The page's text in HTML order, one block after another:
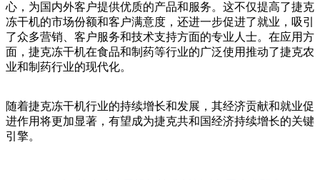
心，为国内外客户提供优质的产品和服务。这不仅提高了捷克
冻干机的市场份额和客户满意度，还进一步促进了就业，吸引
了众多营销、客户服务和技术支持方面的专业人士。在应用方
面，捷克冻干机在食品和制药等行业的广泛使用推动了捷克农
业和制药行业的现代化。
随着捷克冻干机行业的持续增长和发展，其经济贡献和就业促
进作用将更加显著，有望成为捷克共和国经济持续增长的关键
引擎。